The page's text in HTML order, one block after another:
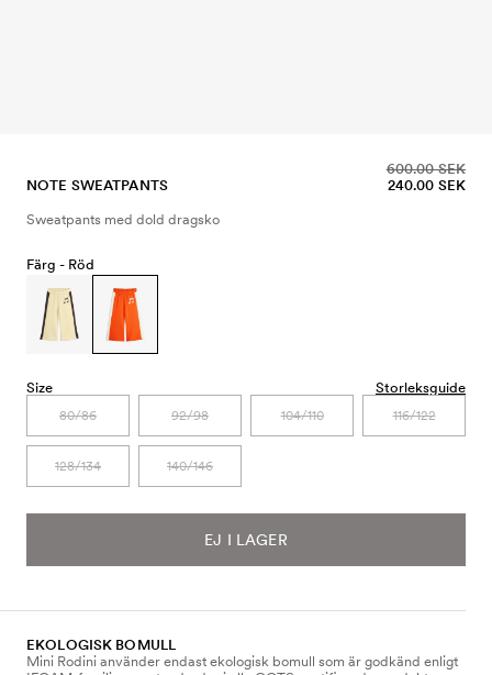
NOTE SWEATPANTS 240.00 SEK
600.00 SEK
Sweatpants med dold dragsko
Färg - Röd
Size Storleksguide
80/86 92/98 104/110 116/122
128/134 140/146
EJ I LAGER
EKOLOGISK BOMULL
Mini Rodini använder endast ekologisk bomull som är godkänd enligt